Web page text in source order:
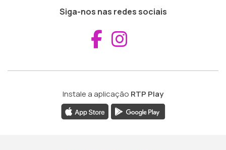
Siga-nos nas redes sociais
Aceder ao
Instale a aplicação RTP Play